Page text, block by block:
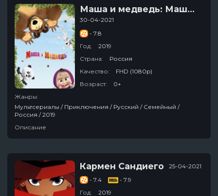
Маша и медведь: Машины песенки
30-04-2021
- 7.8
Год:
2019
Страна:
Россия
Качество:
FHD (1080p)
Возраст:
0+
Жанры:
Мультсериалы / Приключения / Русский / Семейный /
Россия / 2019
Описание
Кармен Сандиего
25-04-2021
- 7.4
- 7.9
Год:
2019